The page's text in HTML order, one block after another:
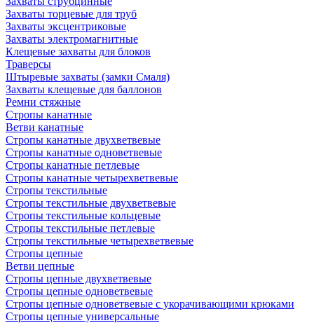
Захваты торцевые для труб
Захваты эксцентриковые
Захваты электромагнитные
Клещевые захваты для блоков
Траверсы
Штыревые захваты (замки Смаля)
Захваты клещевые для баллонов
Ремни стяжные
Стропы канатные
Ветви канатные
Стропы канатные двухветвевые
Стропы канатные одноветвевые
Стропы канатные петлевые
Стропы канатные четырехветвевые
Стропы текстильные
Стропы текстильные двухветвевые
Стропы текстильные кольцевые
Стропы текстильные петлевые
Стропы текстильные четырехветвевые
Стропы цепные
Ветви цепные
Стропы цепные двухветвевые
Стропы цепные одноветвевые
Стропы цепные одноветвевые с укорачивающими крюками
Стропы цепные универсальные